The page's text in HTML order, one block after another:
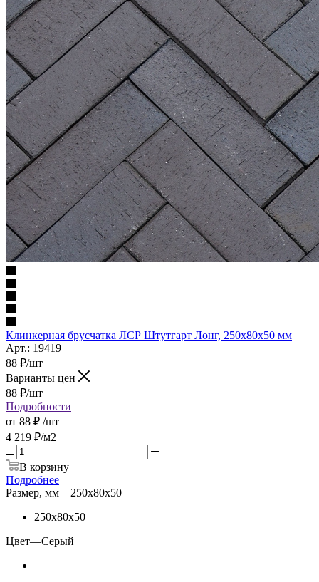
Клинкерная брусчатка ЛСР Штутгарт Лонг, 250x80x50 мм
Арт.: 19419
88 ₽/шт
Варианты цен
88 ₽/шт
Подробности
от 88 ₽ /шт
4 219 ₽/м2
В корзину
Подробнее
Размер, мм—250x80x50
250x80x50
Цвет—Серый